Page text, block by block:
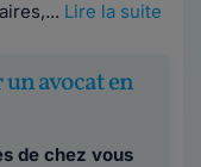
Lire la suite
avocat en
de chez vous